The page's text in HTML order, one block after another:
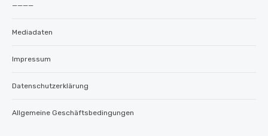
————
Mediadaten
Impressum
Datenschutzerklärung
Allgemeine Geschäftsbedingungen